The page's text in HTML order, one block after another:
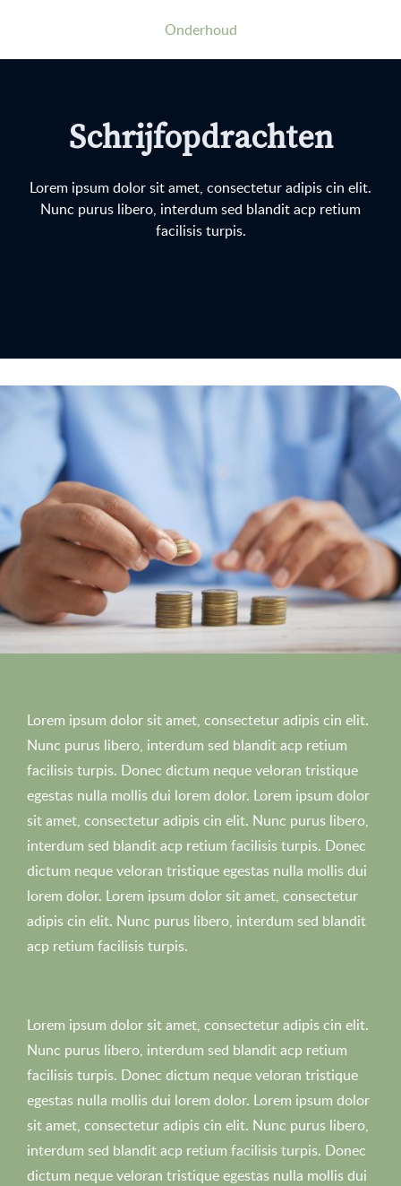
Onderhoud
Schrijfopdrachten
Lorem ipsum dolor sit amet, consectetur adipis cin elit.
Nunc purus libero, interdum sed blandit acp retium
facilisis turpis.
Lorem ipsum dolor sit amet, consectetur adipis cin elit.
Nunc purus libero, interdum sed blandit acp retium
facilisis turpis. Donec dictum neque veloran tristique
egestas nulla mollis dui lorem dolor. Lorem ipsum dolor
sit amet, consectetur adipis cin elit. Nunc purus libero,
interdum sed blandit acp retium facilisis turpis. Donec
dictum neque veloran tristique egestas nulla mollis dui
lorem dolor. Lorem ipsum dolor sit amet, consectetur
adipis cin elit. Nunc purus libero, interdum sed blandit
acp retium facilisis turpis.
Lorem ipsum dolor sit amet, consectetur adipis cin elit.
Nunc purus libero, interdum sed blandit acp retium
facilisis turpis. Donec dictum neque veloran tristique
egestas nulla mollis dui lorem dolor. Lorem ipsum dolor
sit amet, consectetur adipis cin elit. Nunc purus libero,
interdum sed blandit acp retium facilisis turpis. Donec
dictum neque veloran tristique egestas nulla mollis dui